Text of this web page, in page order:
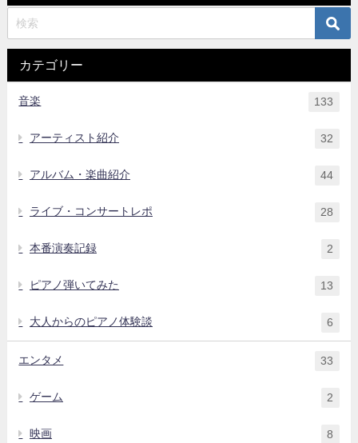
カテゴリー
音楽 133
アーティスト紹介 32
アルバム・楽曲紹介 44
ライブ・コンサートレポ 28
本番演奏記録 2
ピアノ弾いてみた 13
大人からのピアノ体験談 6
エンタメ 33
ゲーム 2
映画 8